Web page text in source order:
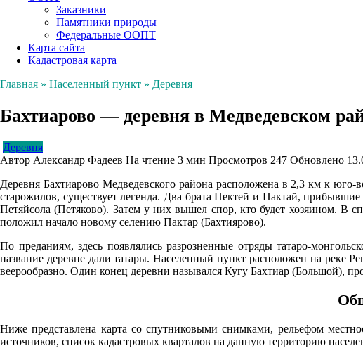
Заказники
Памятники природы
Федеральные ООПТ
Карта сайта
Кадастровая карта
Главная » Населенный пункт » Деревня
Бахтиарово — деревня в Медведевском
Деревня
Автор Александр Фадеев На чтение 3 мин Просмотров 247 Обновлено
Деревня Бахтиарово Медведевского района расположена в 2,3 км к юго-
старожилов, существует легенда. Два брата Пектей и Пактай,
Петяйсола (Петяково). Затем у них вышел спор, кто будет хозяином.
положил начало новому селению Пактар (Бахтиярово).
По преданиям, здесь появлялись разрозненные отряды татаро-
название деревне дали татары. Населенный пункт расположен на реке
веерообразно. Один конец деревни назывался Кугу Бахтиар
Ниже представлена карта со спутниковыми снимками, рельефом
источников, список кадастровых кварталов на данную территорию